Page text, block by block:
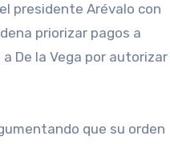
presidente Arévalo con
priorizar pagos a
De la Vega por autorizar
que su orden